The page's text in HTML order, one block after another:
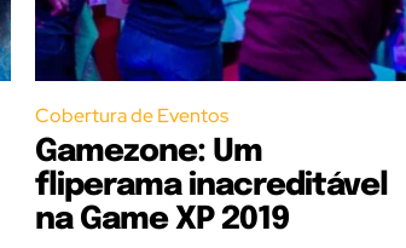
Cobertura de Eventos
Gamezone: Um
fliperama inacreditável
na Game XP 2019